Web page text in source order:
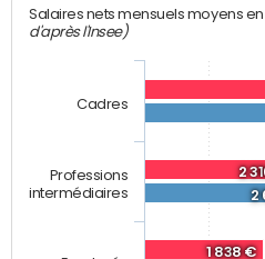
Salaires nets mensuels moyens en
d'après l'Insee)
2
1 838 €
2
Cadres
Professions
intermédiaires